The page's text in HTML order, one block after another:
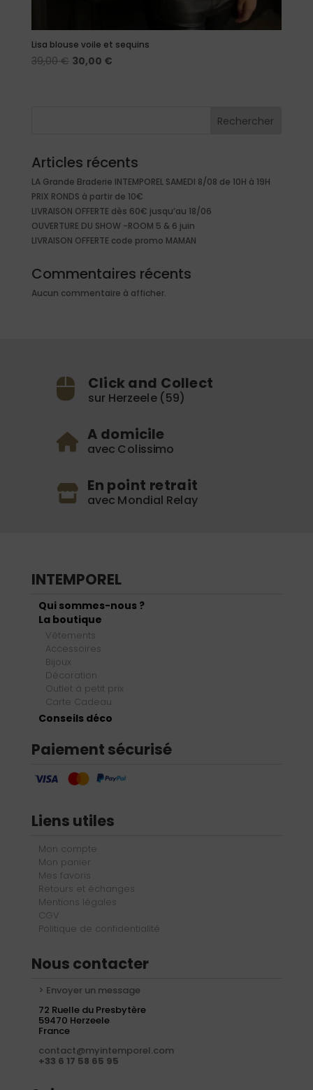
Lisa blouse voile et sequins
39,00€ Le
30,00 €Le
Rechercher
Articles récents
LA Grande Braderie INTEMPOREL SAMEDI 8/08 de 10H à 19H
PRIX RONDS à partir de 10€
LIVRAISON OFFERTE dès 60€ jusqu’au 18/06
OUVERTURE DU SHOW -ROOM 5 & 6 juin
LIVRAISON OFFERTE code promo MAMAN
Commentaires récents
Aucun commentaire à afficher.
Click and Collect
sur Herzeele (59)
A domicile
avec Colissimo
En point retrait
avec Mondial Relay
INTEMPOREL
Qui sommes-nous ?
La boutique
Vêtements
Accessoires
Bijoux
Décoration
Outlet à petit prix
Carte Cadeau
Conseils déco
Paiement sécurisé
Liens utiles
Mon compte
Mon panier
Mes favoris
Retours et échanges
Mentions légales
CGV
Politique de confidentialité
Nous contacter
> Envoyer un message
72 Ruelle du Presbytère
59470 Herzeele
France
contact@myintemporel.com
+33 6 17 58 65 95